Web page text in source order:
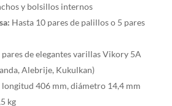
y bolsillos internos
Hasta 10 pares de palillos o 5 pares
pares de elegantes varillas Vikory 5A
Alebrije, Kukulkan)
longitud 406 mm, diámetro 14,4 mm
kg